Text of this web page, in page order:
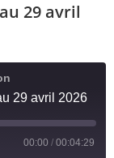
29 avril
29 avril 2026
00:00 / 00:04:29